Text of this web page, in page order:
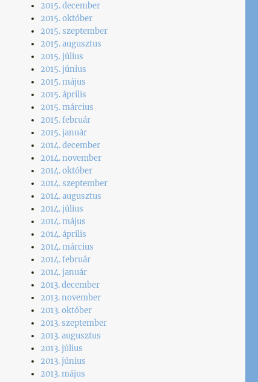
2015. december
2015. október
2015. szeptember
2015. augusztus
2015. július
2015. június
2015. május
2015. április
2015. március
2015. február
2015. január
2014. december
2014. november
2014. október
2014. szeptember
2014. augusztus
2014. július
2014. május
2014. április
2014. március
2014. február
2014. január
2013. december
2013. november
2013. október
2013. szeptember
2013. augusztus
2013. július
2013. június
2013. május